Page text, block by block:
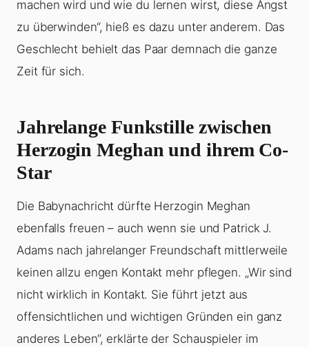
machen wird und wie du lernen wirst, diese Angst
zu überwinden“, hieß es dazu unter anderem. Das
Geschlecht behielt das Paar demnach die ganze
Zeit für sich.
Jahrelange Funkstille zwischen
Herzogin Meghan und ihrem Co-
Star
Die Babynachricht dürfte Herzogin Meghan
ebenfalls freuen – auch wenn sie und Patrick J.
Adams nach jahrelanger Freundschaft mittlerweile
keinen allzu engen Kontakt mehr pflegen. „Wir sind
nicht wirklich in Kontakt. Sie führt jetzt aus
offensichtlichen und wichtigen Gründen ein ganz
anderes Leben“, erklärte der Schauspieler im